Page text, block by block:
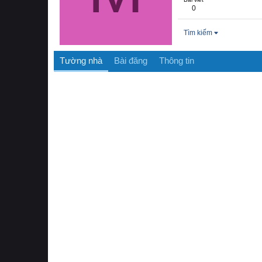
0
Tìm kiếm
Tường nhà Bài đăng Thông tin